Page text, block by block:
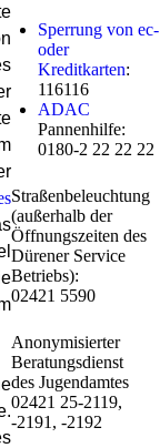
Sperrung von ec-
oder
Kreditkarten:
116116
ADAC
Pannenhilfe:
0180-2 22 22 22
Straßenbeleuchtung
(außerhalb der
Öffnungszeiten des
Dürener Service
Betriebs):
02421 5590
Anonymisierter
Beratungsdienst
des Jugendamtes
02421 25-2119,
-2191, -2192